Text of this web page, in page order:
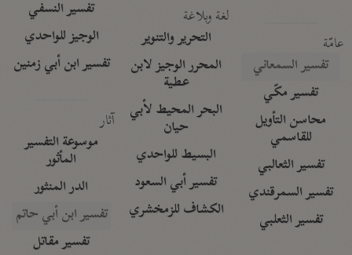
عامّة
تفسير السمعاني
تفسير مكّي
محاسن التأويل
للقاسمي
تفسير الثعالبي
تفسير السمرقندي
تفسير الثعلبي
لغة وبلاغة
التحرير والتنوير
المحرر الوجيز لابن
عطية
البحر المحيط لأبي
حيان
البسيط للواحدي
تفسير أبي السعود
الكشاف للزمخشري
تفسير النسفي
الوجيز للواحدي
تفسير ابن أبي زمنين
آثار
موسوعة التفسير
المأثور
الدر المنثور
تفسير ابن أبي حاتم
تفسير مقاتل